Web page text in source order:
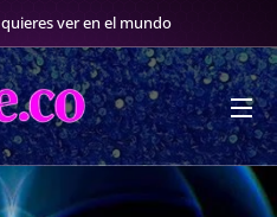
ver en el mundo